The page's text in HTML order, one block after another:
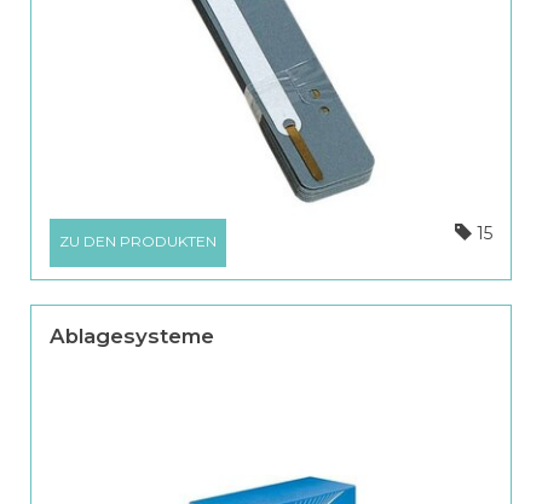
ZU DEN PRODUKTEN 15
Ablagesysteme